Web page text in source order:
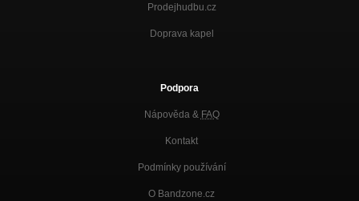
Prodejhudbu.cz
Doprava kapel
Podpora
Nápověda & FAQ
Kontakt
Podmínky používání
O Bandzone.cz